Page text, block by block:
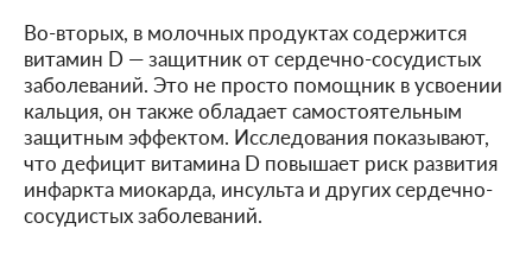
Во-вторых, в молочных продуктах содержится
витамин D — защитник от сердечно-сосудистых
заболеваний. Это не просто помощник в усвоении
кальция, он также обладает самостоятельным
защитным эффектом. Исследования показывают,
что дефицит витамина D повышает риск развития
инфаркта миокарда, инсульта и других сердечно-
сосудистых заболеваний.